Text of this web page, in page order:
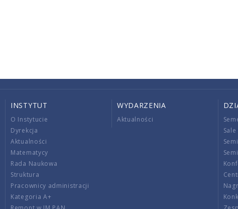
INSTYTUT
O Instytucie
Dyrekcja
Aktualności
Matematycy
Rada Naukowa
Struktura
Pracownicy administracji
Kategoria A+
WYDARZENIA
Aktualności